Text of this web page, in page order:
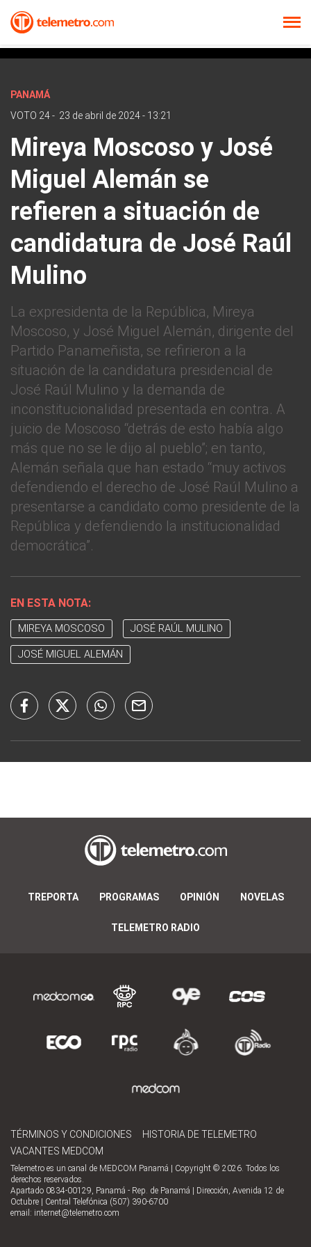
PANAMÁ
VOTO 24- 23 de abril de 2024 - 13:21
Mireya Moscoso y José
Miguel Alemán se
refieren a situación de
candidatura de José Raúl
Mulino
La expresidenta de la República, Mireya
Moscoso, y José Miguel Alemán, dirigente del
Partido Panameñista, se refirieron a la
situación de la candidatura presidencial de
José Raúl Mulino y la demanda de
inconstitucionalidad presentada en contra. A
juicio de Moscoso “detrás de esto había algo
más que no se le dijo al pueblo”; en tanto,
Alemán señala que han estado “muy activos
defendiendo el derecho de José Raúl Mulino a
presentarse a candidato como presidente de la
República y defendiendo la institucionalidad
democrática”.
EN ESTA NOTA:
MIREYA MOSCOSO JOSÉ RAÚL MULINO
JOSÉ MIGUEL ALEMÁN
TREPORTA PROGRAMAS OPINIÓN NOVELAS
TELEMETRO RADIO
TÉRMINOS Y CONDICIONES
HISTORIA DE TELEMETRO
VACANTES MEDCOM
Telemetro es un canal de MEDCOM Panamá | Copyright © 2026. Todos los
derechos reservados.
Apartado 0834-00129, Panamá - Rep. de Panamá | Dirección, Avenida 12 de
Octubre | Central Telefónica (507) 390-6700
email: internet@telemetro.com